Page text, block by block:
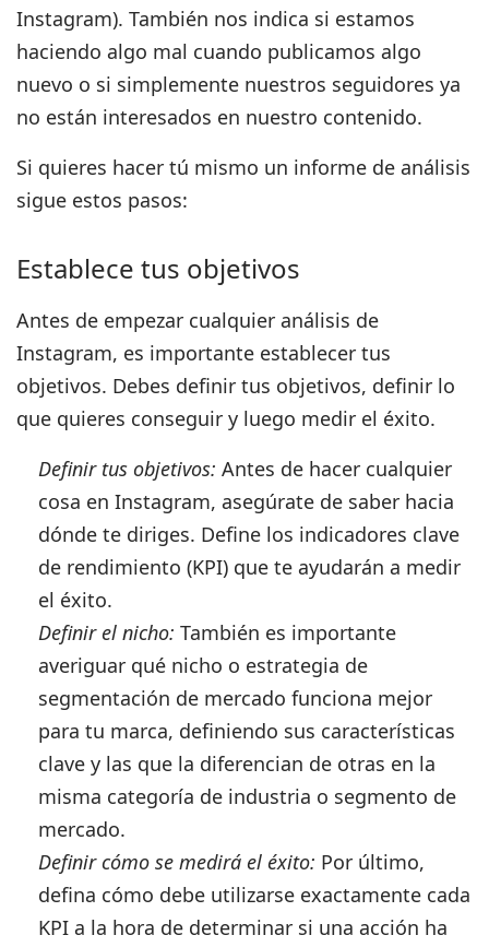
Instagram). También nos indica si estamos
haciendo algo mal cuando publicamos algo
nuevo o si simplemente nuestros seguidores ya
no están interesados en nuestro contenido.
Si quieres hacer tú mismo un informe de análisis
sigue estos pasos:
Establece tus objetivos
Antes de empezar cualquier análisis de
Instagram, es importante establecer tus
objetivos. Debes definir tus objetivos, definir lo
que quieres conseguir y luego medir el éxito.
Definir tus objetivos: Antes de hacer cualquier
cosa en Instagram, asegúrate de saber hacia
dónde te diriges. Define los indicadores clave
de rendimiento (KPI) que te ayudarán a medir
el éxito.
Definir el nicho: También es importante
averiguar qué nicho o estrategia de
segmentación de mercado funciona mejor
para tu marca, definiendo sus características
clave y las que la diferencian de otras en la
misma categoría de industria o segmento de
mercado.
Definir cómo se medirá el éxito: Por último,
defina cómo debe utilizarse exactamente cada
KPI a la hora de determinar si una acción ha